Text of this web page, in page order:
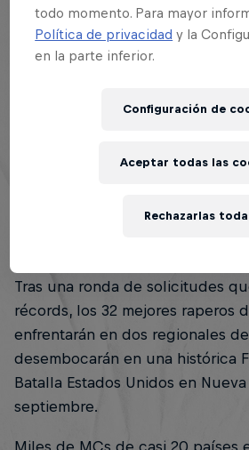
Por Red Bull Batalla
3 minutos
Publicado el05.05.2025 · 14:17
Tras una ronda de solicitudes
récords, los 32 mejores raperos
enfrentarán en dos regionales
desembocarán en una histórica
Batalla Estados Unidos en
septiembre.
todo momento. Para mayor
Política de privacidad y la
en la parte inferior.
Configuración de
Rechazarlas
Aceptar todas las